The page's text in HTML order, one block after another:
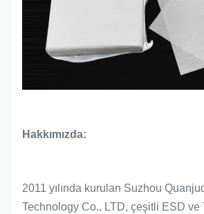
Hakkımızda:
2011 yılında kurulan Suzhou
Technology Co., LTD, çeşitli ESD ve